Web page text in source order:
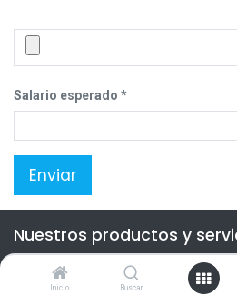
Inicio Buscar
Salario esperado
Enviar
Nuestros productos y
Contacte con nosotros